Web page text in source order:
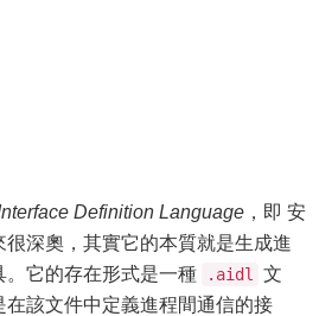
Definition Language，即 安
深奧，其實它的本質就是生成進
它的存在形式是一種
.aidl
文
該文件中定義進程間通信的接